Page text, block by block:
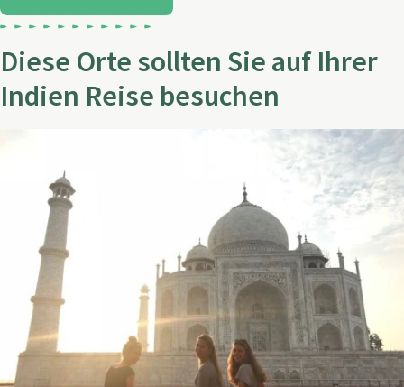
Diese Orte sollten Sie auf Ihrer
Indien Reise besuchen